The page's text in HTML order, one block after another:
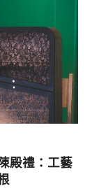
殿禮：工藝